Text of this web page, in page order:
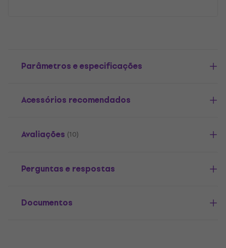
Parâmetros e especificações
Acessórios recomendados
Avaliações (10)
Perguntas e respostas
Documentos